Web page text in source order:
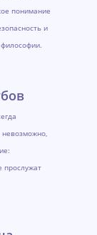
понимание
и
невозможно,
прослужат